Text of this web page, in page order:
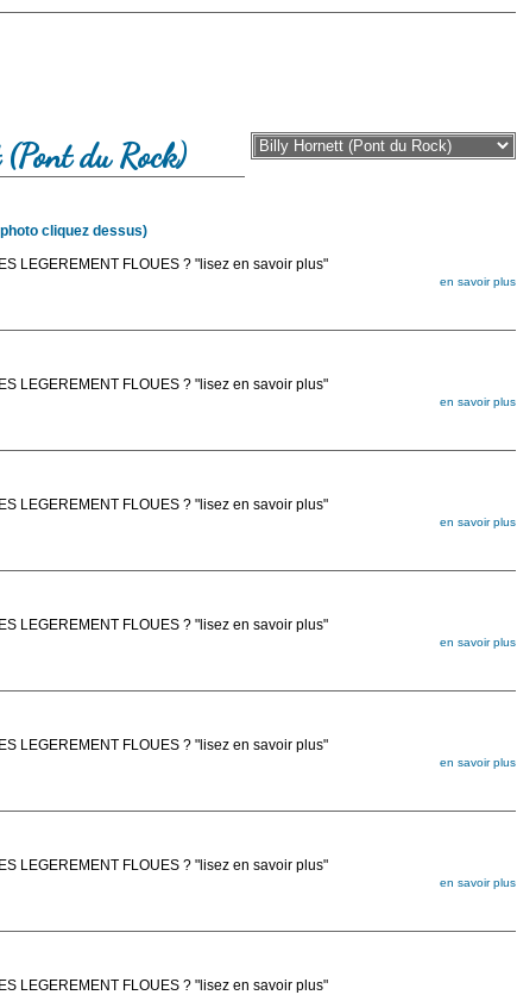
du Rock)
cliquez dessus)
LEGEREMENT FLOUES ? "lisez en savoir plus"
en savoir plus
LEGEREMENT FLOUES ? "lisez en savoir plus"
en savoir plus
LEGEREMENT FLOUES ? "lisez en savoir plus"
en savoir plus
LEGEREMENT FLOUES ? "lisez en savoir plus"
en savoir plus
LEGEREMENT FLOUES ? "lisez en savoir plus"
en savoir plus
LEGEREMENT FLOUES ? "lisez en savoir plus"
en savoir plus
LEGEREMENT FLOUES ? "lisez en savoir plus"